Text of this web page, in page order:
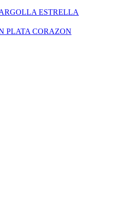
ESTRELLA